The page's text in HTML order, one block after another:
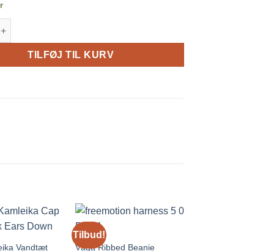
Halsedisse Neck Gaiter antal
TILFØJ TIL KURV
Vandtæt
Tilbud!
Våga Ribbed Beanie